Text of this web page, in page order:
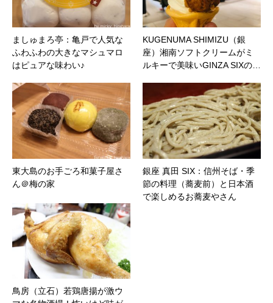
ましゅまろ亭：亀戸で人気な
ふわふわの大きなマシュマロ
はピュアな味わい♪
KUGENUMA SHIMIZU（銀
座）湘南ソフトクリームがミ
ルキーで美味いGINZA SIXの…
東大島のお手ごろ和菓子屋さ
ん＠梅の家
銀座 真田 SIX：信州そば・季
節の料理（蕎麦前）と日本酒
で楽しめるお蕎麦やさん
鳥房（立石）若鶏唐揚が激ウ